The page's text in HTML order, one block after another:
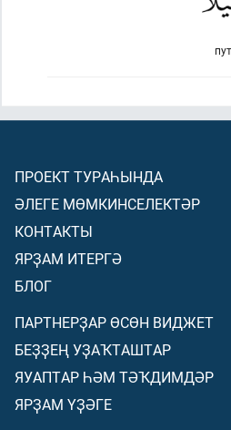
ПРОЕКТ ТУРАҺЫНДА
ӘЛЕГЕ МӨМКИНСЕЛЕКТӘР
КОНТАКТЫ
ЯРҘАМ ИТЕРГӘ
БЛОГ
ПАРТНЕРҘАР ӨСӨН ВИДЖЕТ
БЕҘҘЕҢ УҘАҠТАШТАР
ЯУАПТАР ҺӘМ ТӘҠДИМДӘР
ЯРҘАМ ҮҘӘГЕ